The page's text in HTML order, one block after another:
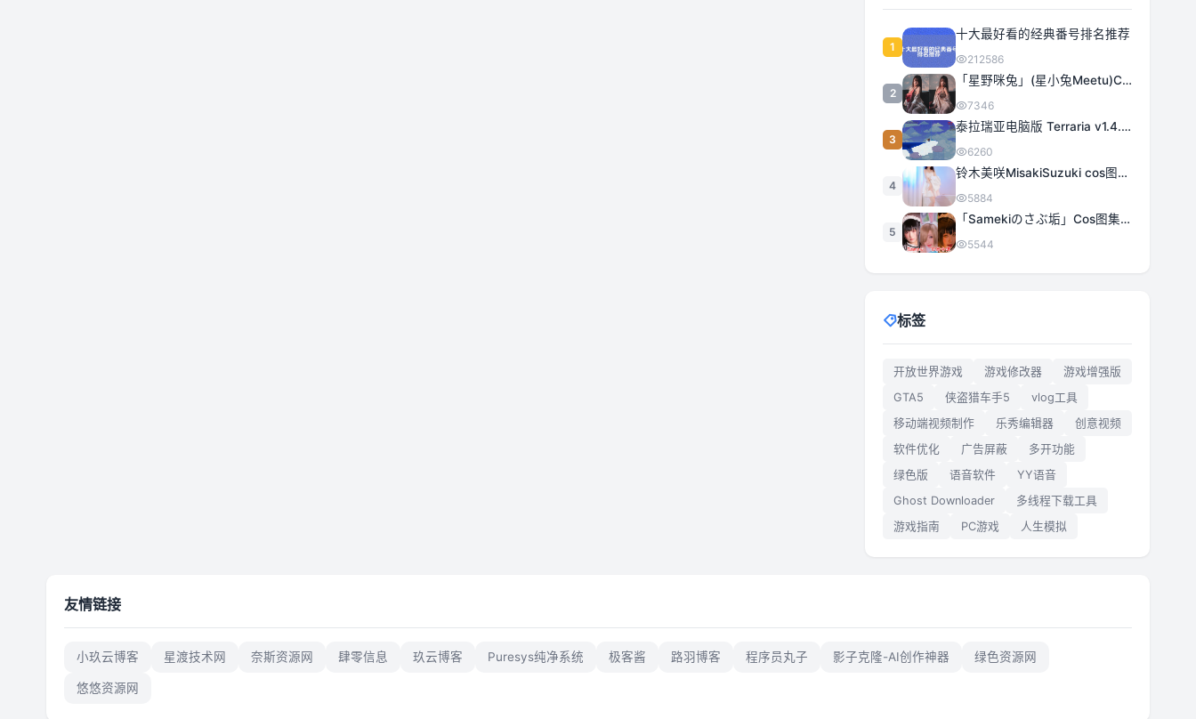
1
十大最好看的经典番号排名推荐
212586
2
「星野咪兔」(星小兔Meetu)COS图集全部作品合集 [持续更新]
7346
3
泰拉瑞亚电脑版 Terraria v1.4.5.3 豪华中文 | 全DLC|解压即撸
6260
4
铃木美咲MisakiSuzuki cos图集合集打包下载 363套日系治愈女神精选
5884
5
「Samekiのさぶ垢」Cos图集全部作品作品合集[持续更新] 甜美与性感的完美融合
5544
标签
开放世界游戏 游戏修改器
游戏增强版
GTA5
侠盗猎车手5
vlog工具
移动端视频制作
乐秀编辑器
创意视频
软件优化
广告屏蔽
多开功能
绿色版
语音软件
YY语音
Ghost Downloader
多线程下载工具
游戏指南
PC游戏 人生模拟
友情链接
小玖云博客 星渡技术网 奈斯资源网 肆零信息 玖云博客 Puresys纯净系统 极客酱 路羽博客 程序员丸子 影子克隆-AI创作神器 绿色资源网
悠悠资源网